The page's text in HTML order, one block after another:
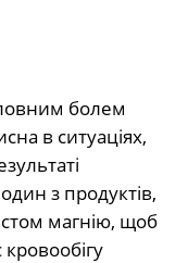
болем
в ситуаціях,
з продуктів,
магнію, щоб